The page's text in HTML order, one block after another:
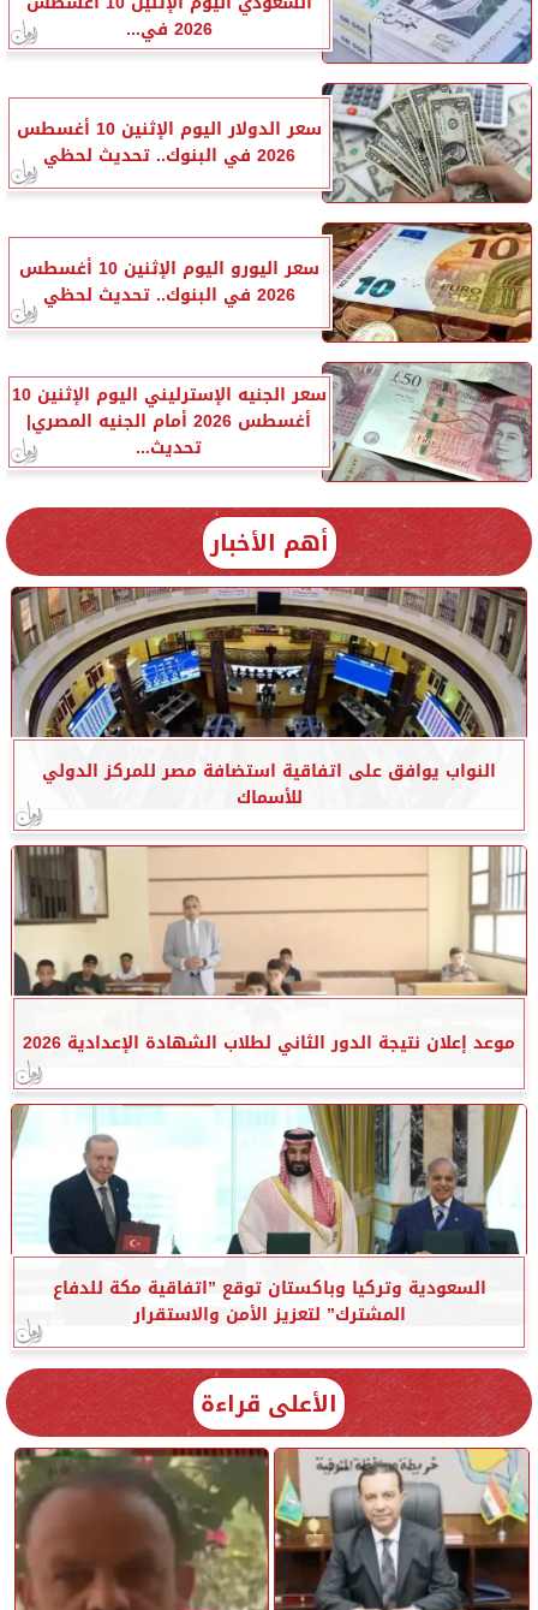
2026 في...
سعر الدولار اليوم الإثنين 10 أغسطس
2026 في البنوك.. تحديث لحظي
سعر اليورو اليوم الإثنين 10 أغسطس
2026 في البنوك.. تحديث لحظي
سعر الجنيه الإسترليني اليوم الإثنين 10
أغسطس 2026 أمام الجنيه المصري|
تحديث...
أهم الأخبار
النواب يوافق على اتفاقية استضافة مصر للمركز الدولي
للأسماك
موعد إعلان نتيجة الدور الثاني لطلاب الشهادة الإعدادية 2026
السعودية وتركيا وباكستان توقع ”اتفاقية مكة للدفاع
المشترك” لتعزيز الأمن والاستقرار
الأعلى قراءة